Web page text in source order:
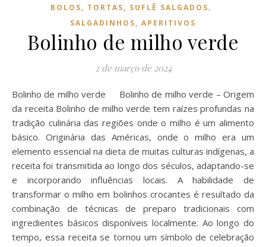
BOLOS, TORTAS, SUFLÊ SALGADOS,
SALGADINHOS, APERITIVOS
Bolinho de milho verde
2 de março de 2024
Bolinho de milho verde Bolinho de milho verde – Origem
da receita Bolinho de milho verde tem raízes profundas na
tradição culinária das regiões onde o milho é um alimento
básico. Originária das Américas, onde o milho era um
elemento essencial na dieta de muitas culturas indígenas, a
receita foi transmitida ao longo dos séculos, adaptando-se
e incorporando influências locais. A habilidade de
transformar o milho em bolinhos crocantes é resultado da
combinação de técnicas de preparo tradicionais com
ingredientes básicos disponíveis localmente. Ao longo do
tempo, essa receita se tornou um símbolo de celebração